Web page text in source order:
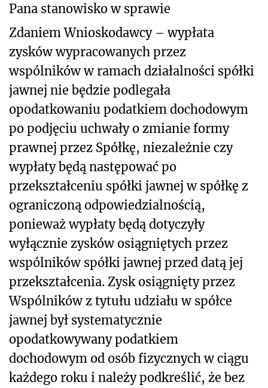
Pana stanowisko w sprawie
Zdaniem Wnioskodawcy – wypłata
zysków wypracowanych przez
wspólników w ramach działalności spółki
jawnej nie będzie podlegała
opodatkowaniu podatkiem dochodowym
po podjęciu uchwały o zmianie formy
prawnej przez Spółkę, niezależnie czy
wypłaty będą następować po
przekształceniu spółki jawnej w spółkę z
ograniczoną odpowiedzialnością,
ponieważ wypłaty będą dotyczyły
wyłącznie zysków osiągniętych przez
wspólników spółki jawnej przed datą jej
przekształcenia. Zysk osiągnięty przez
Wspólników z tytułu udziału w spółce
jawnej był systematycznie
opodatkowywany podatkiem
dochodowym od osób fizycznych w ciągu
każdego roku i należy podkreślić, że bez